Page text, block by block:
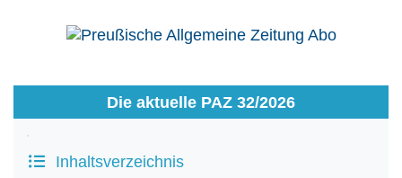
Die aktuelle PAZ 32/2026
Inhaltsverzeichnis